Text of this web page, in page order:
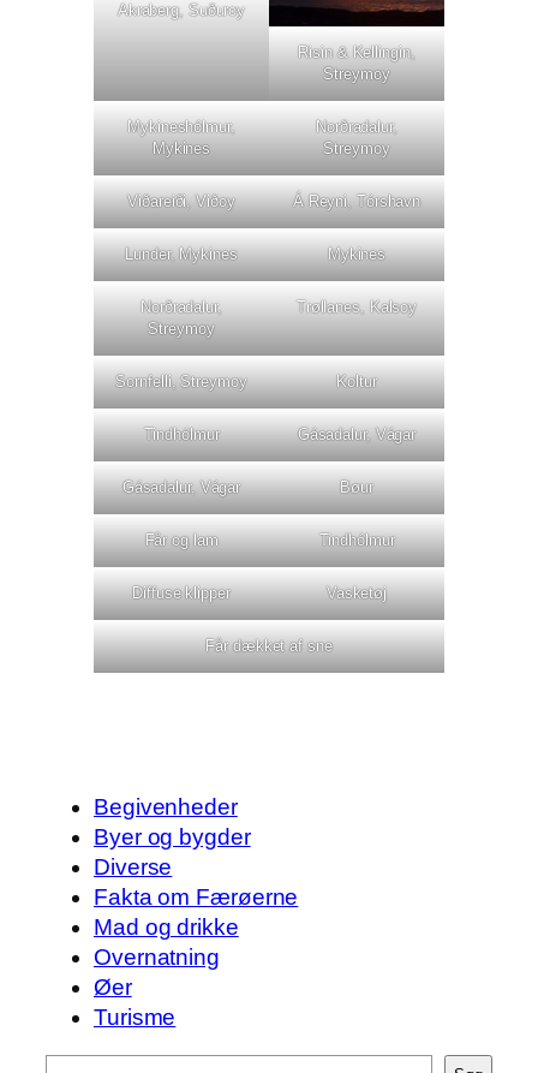
Akraberg, Suðuroy
Risin & Kellingin,
Streymoy
Mykineshólmur,
Mykines
Norðradalur,
Streymoy
Viðareiði, Viðoy Á Reyni, Tórshavn
Lunder, Mykines Mykines
Norðradalur,
Streymoy
Trøllanes, Kalsoy
Sornfelli, Streymoy Koltur
Tindhólmur Gásadalur, Vágar
Gásadalur, Vágar Bøur
Får og lam Tindhólmur
Diffuse klipper Vasketøj
Får dækket af sne
Begivenheder
Byer og bygder
Diverse
Fakta om Færøerne
Mad og drikke
Overnatning
Øer
Turisme